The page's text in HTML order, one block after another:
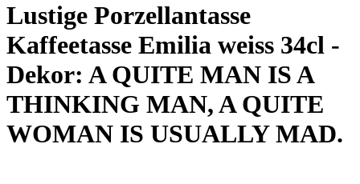
Lustige Porzellantasse
Kaffeetasse Emilia weiss 34cl -
Dekor: A QUITE MAN IS A
THINKING MAN, A QUITE
WOMAN IS USUALLY MAD.